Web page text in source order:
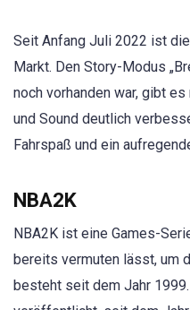
Seit Anfang Juli 2022 ist
Markt. Den Story-Modus
noch vorhanden war, gibt
und Sound deutlich
Fahrspaß und ein
NBA2K
NBA2K ist eine Games-
bereits vermuten lässt, um
besteht seit dem Jahr